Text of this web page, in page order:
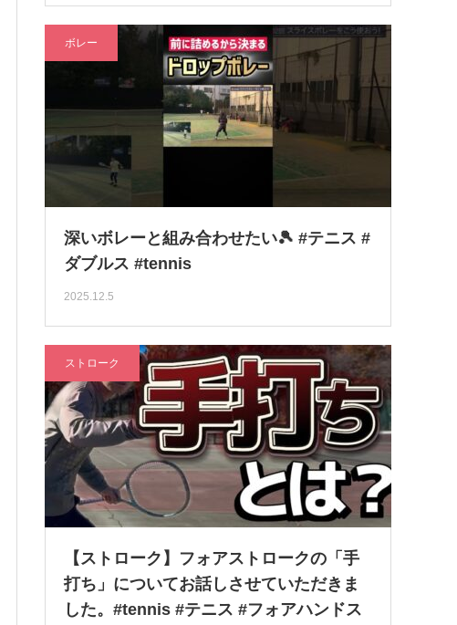
ボレー
深いボレーと組み合わせたい🎾 #テニス #
ダブルス #tennis
2025.12.5
ストローク
【ストローク】フォアストロークの「手
打ち」についてお話しさせていただきま
した。#tennis #テニス #フォアハンドス